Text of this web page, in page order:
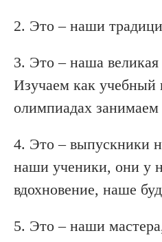
2. Это – наши
3. Это – наша
Изучаем как учебный
олимпиадах
4. Это – выпускники
наши ученики, они у
вдохновение, наше
5. Это – наши